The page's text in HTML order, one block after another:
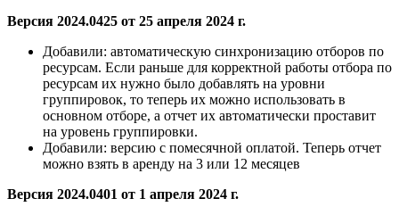
Версия 2024.0425 от 25 апреля 2024 г.
Добавили: автоматическую синхронизацию отборов по
ресурсам. Если раньше для корректной работы отбора по
ресурсам их нужно было добавлять на уровни
группировок, то теперь их можно использовать в
основном отборе, а отчет их автоматически проставит
на уровень группировки.
Добавили: версию с помесячной оплатой. Теперь отчет
можно взять в аренду на 3 или 12 месяцев
Версия 2024.0401 от 1 апреля 2024 г.